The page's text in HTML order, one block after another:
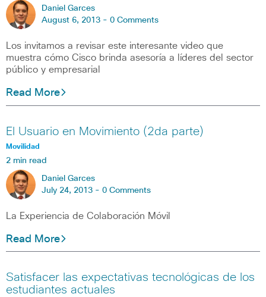
Daniel Garces
August 6, 2013 - 0 Comments
Los invitamos a revisar este interesante video que
muestra cómo Cisco brinda asesoría a líderes del sector
público y empresarial
Read More
El Usuario en Movimiento (2da parte)
Movilidad
2 min read
Daniel Garces
July 24, 2013 - 0 Comments
La Experiencia de Colaboración Móvil
Read More
Satisfacer las expectativas tecnológicas de los
estudiantes actuales